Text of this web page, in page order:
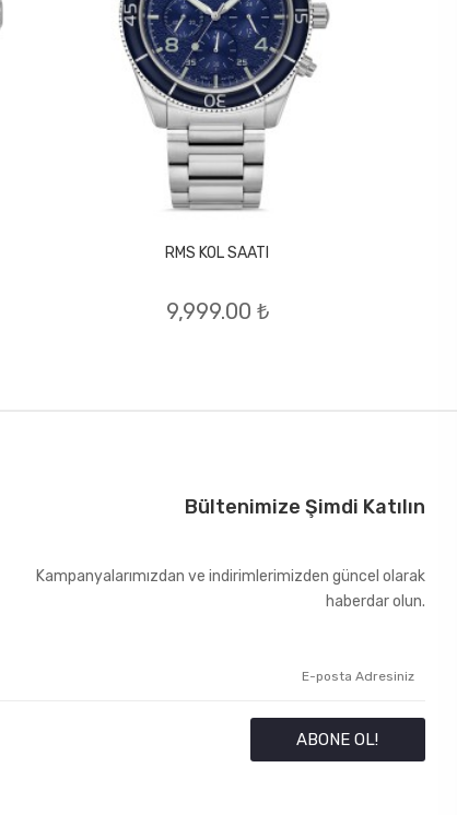
RMS KOL SAATI
9,999.00 ₺
Bültenimize Şimdi Katılın
Kampanyalarımızdan ve indirimlerimizden güncel olarak
haberdar olun.
ABONE OL!